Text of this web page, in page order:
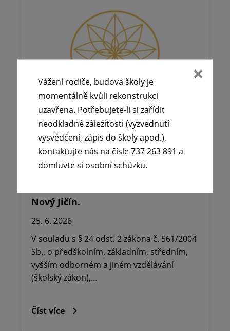
🪧Oznámení o udělení ředitelského
volna na ZŠ dr. Milady Horákové
Nový Jičín.
25. 6. 2026
V souladu s § 24 odst. 2 zákona č. 561/2004
Sb., o předškolním, základním, středním,
vyšším odborném a jiném vzdělávání
(školský zákon),…
Číst více
Vážení rodiče, budova školy je
momentálně kvůli rekonstrukci
uzavřena. Potřebujete-li si zařídit
neodkladné záležitosti (vyzvednutí
vysvědčení, zápis do školy apod.),
kontaktujte nás na čísle 737 263 891 a
domluvte si osobní schůzku.